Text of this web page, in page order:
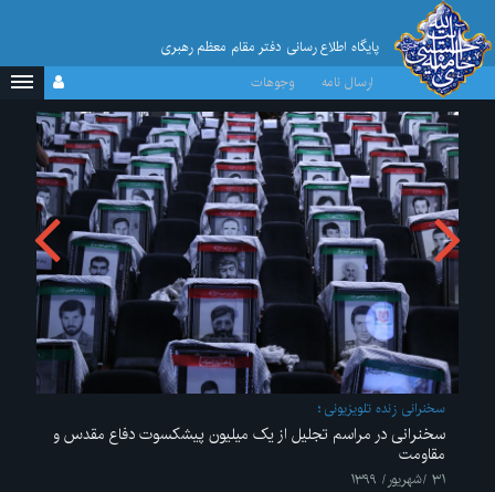
پایگاه اطلاع رسانی دفتر مقام معظم رهبری
ارسال نامه
وجوهات
سخنرانی زنده تلویزیونی
سخنرانی در مراسم تجلیل از یک میلیون پیشکسوت دفاع مقدس و
مقاومت
۳۱ /شهریور/ ۱۳۹۹